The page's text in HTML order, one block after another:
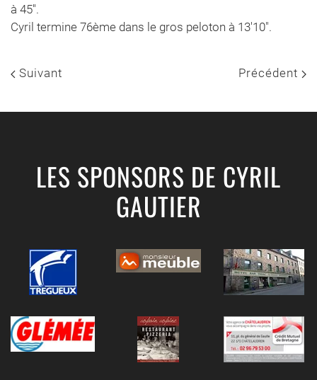
à 45''.
Cyril termine 76ème dans le gros peloton à 13'10".
Suivant Précédent
LES SPONSORS DE CYRIL
GAUTIER